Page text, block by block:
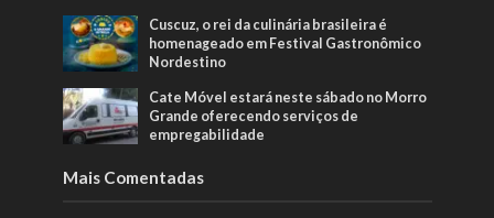
Cuscuz, o rei da culinária brasileira é
homenageado em Festival Gastronômico
Nordestino
Cate Móvel estará neste sábado no Morro
Grande oferecendo serviços de
empregabilidade
Mais Comentadas